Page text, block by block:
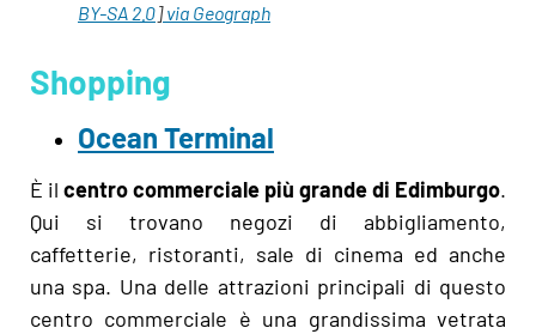
BY-SA 2.0]via Geograph
Shopping
Ocean Terminal
È il centro commerciale più grande di Edimburgo.
Qui si trovano negozi di abbigliamento,
caffetterie, ristoranti, sale di cinema ed anche
una spa. Una delle attrazioni principali di questo
centro commerciale è una grandissima vetrata